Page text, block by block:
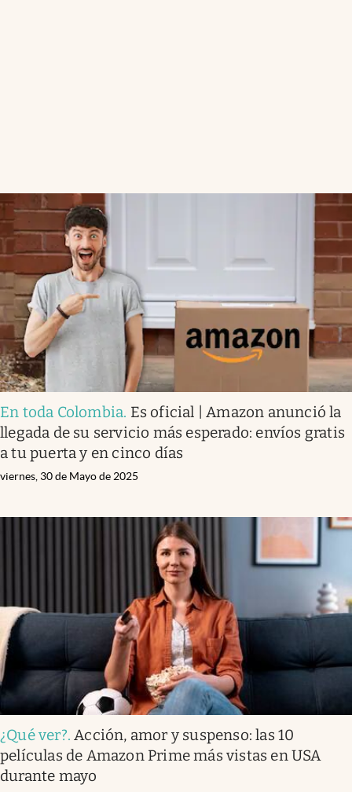
En toda Colombia. Es oficial | Amazon anunció la
llegada de su servicio más esperado: envíos gratis
a tu puerta y en cinco días
viernes, 30 de Mayo de 2025
¿Qué ver?.Acción, amor y suspenso: las 10
películas de Amazon Prime más vistas en USA
durante mayo